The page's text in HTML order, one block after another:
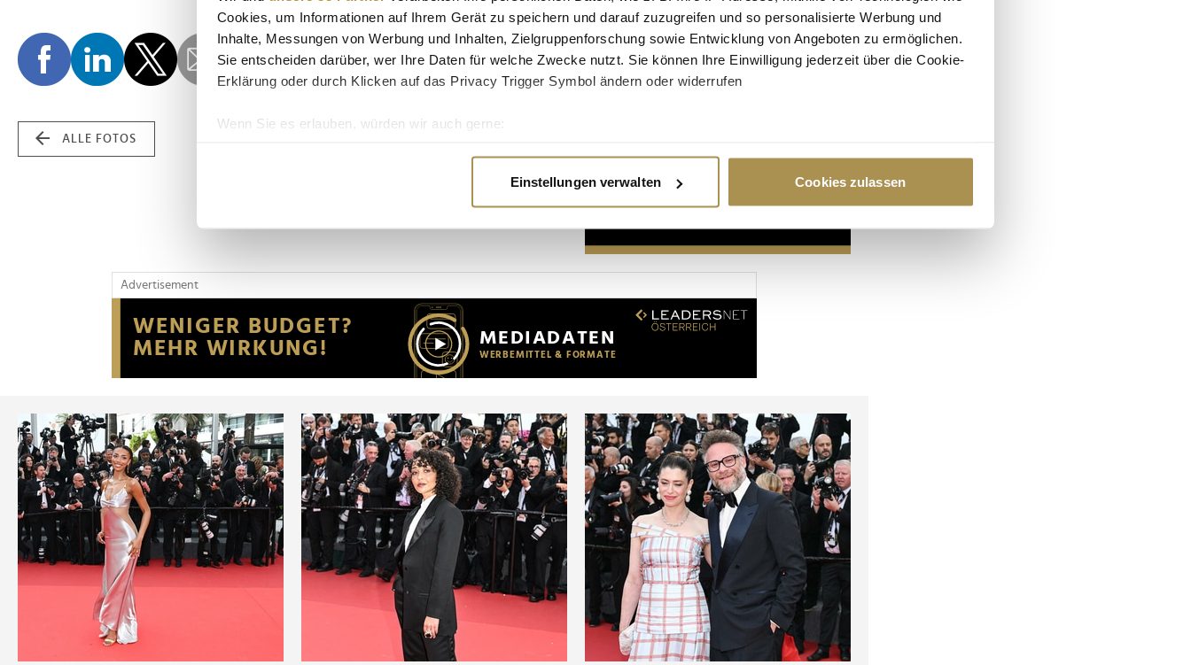
Cookies, um Informationen auf Ihrem Gerät zu speichern und darauf zuzugreifen und so personalisierte Werbung und
Inhalte, Messungen von Werbung und Inhalten, Zielgruppenforschung sowie Entwicklung von Angeboten zu ermöglichen.
Sie entscheiden darüber, wer Ihre Daten für welche Zwecke nutzt. Sie können Ihre Einwilligung jederzeit über die Cookie-
Erklärung oder durch Klicken auf das Privacy Trigger Symbol ändern oder widerrufen
Wenn Sie es erlauben, würden wir auch gerne:
Erfahren Sie mehr darüber, wie Ihre persönlichen Daten verarbeitet werden, und legen Sie Ihre Präferenzen im
Wir verwenden Cookies, um Inhalte und Anzeigen zu personalisieren, Funktionen für soziale Medien anbieten zu können
Website an unsere Partner für soziale Medien, Werbung und Analysen weiter. Unsere Partner führen diese Informationen
möglicherweise mit weiteren Daten zusammen, die Sie ihnen bereitgestellt haben oder die sie im Rahmen Ihrer Nutzung
der Dienste gesammelt haben.
Einstellungen verwalten Cookies zulassen
ALLE FOTOS
Advertisement
Advertisement